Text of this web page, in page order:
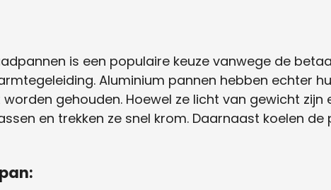
is een populaire keuze vanwege de
Aluminium pannen hebben echter
gehouden. Hoewel ze licht van gewicht zijn
en trekken ze snel krom. Daarnaast koelen